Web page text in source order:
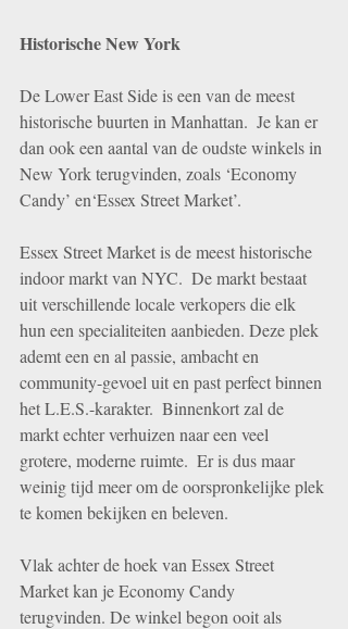
Historische New York
De Lower East Side is een van de meest
historische buurten in Manhattan.  Je kan er
dan ook een aantal van de oudste winkels in
New York terugvinden, zoals ‘Economy
Candy’ en‘Essex Street Market’.
Essex Street Market is de meest historische
indoor markt van NYC.  De markt bestaat
uit verschillende locale verkopers die elk
hun een specialiteiten aanbieden. Deze plek
ademt een en al passie, ambacht en
community-gevoel uit en past perfect binnen
het L.E.S.-karakter.  Binnenkort zal de
markt echter verhuizen naar een veel
grotere, moderne ruimte.  Er is dus maar
weinig tijd meer om de oorspronkelijke plek
te komen bekijken en beleven.
Vlak achter de hoek van Essex Street
Market kan je Economy Candy
terugvinden. De winkel begon ooit als